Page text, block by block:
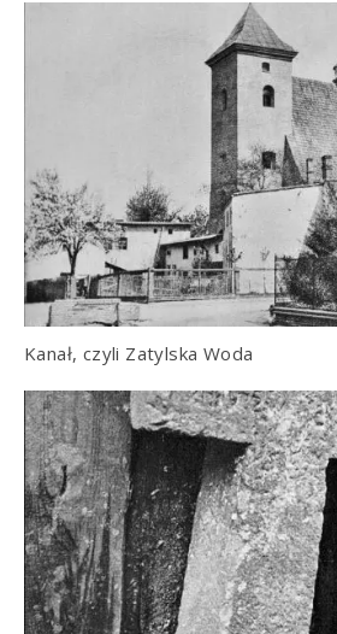
Kanał, czyli Zatylska Woda